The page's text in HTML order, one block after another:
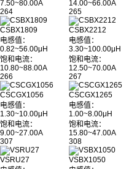
7.50~80.00A
264
14.00~66.00A
265
CSBX1809
电感值：
0.82~56.00μH
饱和电流：
10.80~88.00A
266
CSBX2212
电感值：
3.30~100.00μH
饱和电流：
12.50~70.00A
267
CSCGX1056
电感值：
1.30~10.00μH
饱和电流：
9.00~27.00A
307
CSCGX1265
电感值：
1.00~8.00μH
饱和电流：
15.80~47.00A
308
VSRU27
VSBX1050